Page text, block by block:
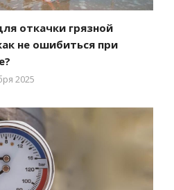
откачки грязной
не ошибиться при
2025